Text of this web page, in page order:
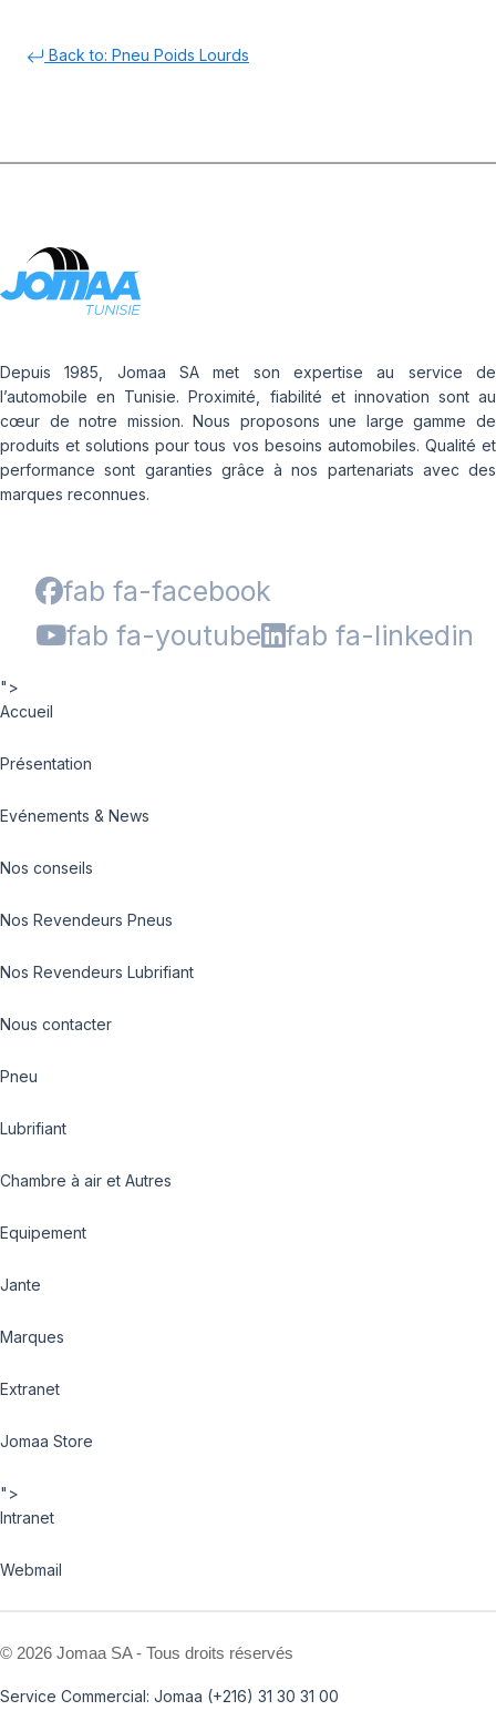
Back to: Pneu Poids Lourds
Depuis 1985, Jomaa SA met son expertise au service de
l’automobile en Tunisie. Proximité, fiabilité et innovation sont au
cœur de notre mission. Nous proposons une large gamme de
produits et solutions pour tous vos besoins automobiles. Qualité et
performance sont garanties grâce à nos partenariats avec des
marques reconnues.
fab fa-facebook
fab fa-youtube
fab fa-linkedin
">
Accueil
Présentation
Evénements & News
Nos conseils
Nos Revendeurs Pneus
Nos Revendeurs Lubrifiant
Nous contacter
Pneu
Lubrifiant
Chambre à air et Autres
Equipement
Jante
Marques
Extranet
Jomaa Store
">
Intranet
Webmail
© 2026 Jomaa SA - Tous droits réservés
Service Commercial: Jomaa (+216) 31 30 31 00